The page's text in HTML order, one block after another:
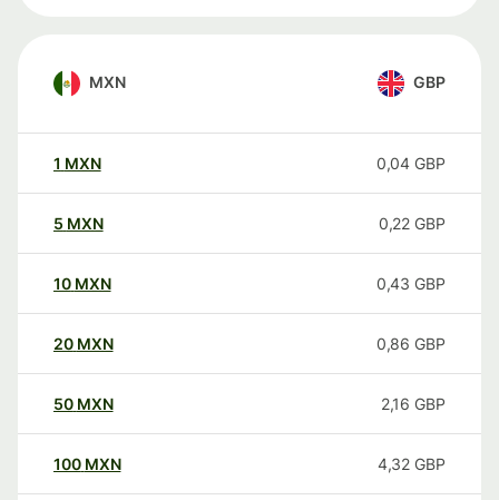
MXN GBP
1 MXN 0,04 GBP
5 MXN 0,22 GBP
10 MXN 0,43 GBP
20 MXN 0,86 GBP
50 MXN 2,16 GBP
100 MXN 4,32 GBP